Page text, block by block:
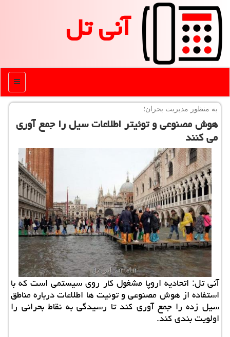
آنی تل
منو
به منظور مدیریت بحران؛
هوش مصنوعی و توئیتر اطلاعات سیل را جمع آوری
می كنند
آنی تل: اتحادیه اروپا مشغول كار روی سیستمی است كه با
استفاده از هوش مصنوعی و توئیت ها اطلاعات درباره مناطق
سیل زده را جمع آوری كند تا رسیدگی به نقاط بحرانی را
اولویت بندی كند.